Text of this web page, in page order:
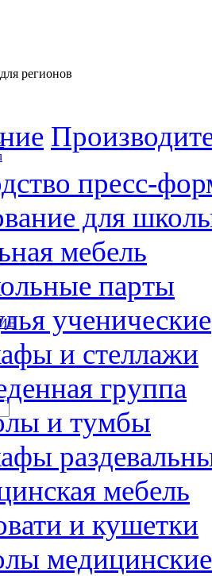
регионов
пресс-
для
мебель
парты
ученические
и стеллажи
группа
и тумбы
мебель
и кушетки
медицинские